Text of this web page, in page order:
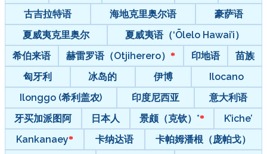
古吉拉特语
海地克里奥尔语
豪萨语
夏威夷克里奥尔
夏威夷语（‘Ōlelo Hawai’i）
希伯来语
赫雷罗语（Otjiherero） 印地语
苗族
匈牙利
冰岛的 伊博
Ilocano
Ilonggo (希利盖农)
印度尼西亚
意大利语
牙买加派图阿
日本人 景颇（克钦）*
K’iche’
Kankanaey
卡纳达语
卡帕姆潘根（庞帕戈）